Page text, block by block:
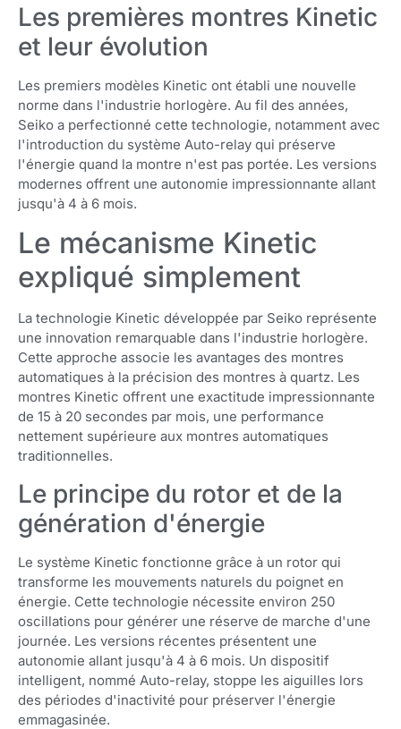
Les premières montres Kinetic
et leur évolution
Les premiers modèles Kinetic ont établi une nouvelle
norme dans l'industrie horlogère. Au fil des années,
Seiko a perfectionné cette technologie, notamment avec
l'introduction du système Auto-relay qui préserve
l'énergie quand la montre n'est pas portée. Les versions
modernes offrent une autonomie impressionnante allant
jusqu'à 4 à 6 mois.
Le mécanisme Kinetic
expliqué simplement
La technologie Kinetic développée par Seiko représente
une innovation remarquable dans l'industrie horlogère.
Cette approche associe les avantages des montres
automatiques à la précision des montres à quartz. Les
montres Kinetic offrent une exactitude impressionnante
de 15 à 20 secondes par mois, une performance
nettement supérieure aux montres automatiques
traditionnelles.
Le principe du rotor et de la
génération d'énergie
Le système Kinetic fonctionne grâce à un rotor qui
transforme les mouvements naturels du poignet en
énergie. Cette technologie nécessite environ 250
oscillations pour générer une réserve de marche d'une
journée. Les versions récentes présentent une
autonomie allant jusqu'à 4 à 6 mois. Un dispositif
intelligent, nommé Auto-relay, stoppe les aiguilles lors
des périodes d'inactivité pour préserver l'énergie
emmagasinée.